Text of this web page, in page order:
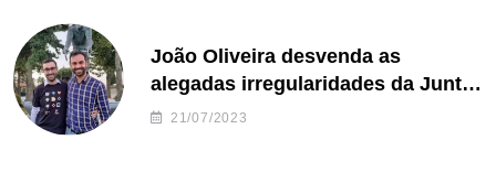
João Oliveira desvenda as
alegadas irregularidades da Junta
de Freguesia S. João de Ver
21/07/2023